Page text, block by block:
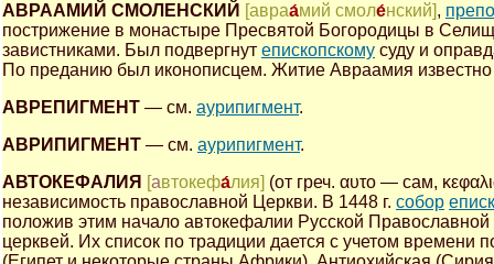
АВРААМИЙ СМОЛЕНСКИЙ [авраа́мий смоле́нский],
пострижение в монастыре Пресвятой Богородицы в
завистниками. Был подвергнут епископскому суду и
По преданию был иконописцем. Житие Авраамия известно
АВРЕПИГМЕНТ — см. аурипигмент.
АВРИПИГМЕНТ — см. аурипигмент.
АВТОКЕФАЛИЯ [автокефа́лия] (от греч. αυτο — сам,
независимость православной Церкви. В 1448 г. собор
положив этим начало автокефалии Русской
церквей. Их список по традиции дается с учетом времени